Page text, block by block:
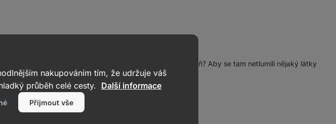
EAA v tabletách. Můžu tyto dva doplňky brát zároveň? Aby se tam netlumili nějaký látky
nakupováním tím, že udržuje váš
průběh celé cesty. Další informace
Přijmout vše